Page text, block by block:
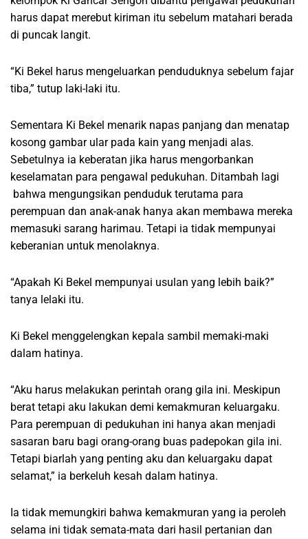
harus dapat merebut kiriman itu sebelum matahari berada
di puncak langit.
“Ki Bekel harus mengeluarkan penduduknya sebelum fajar
tiba,” tutup laki-laki itu.
Sementara Ki Bekel menarik napas panjang dan menatap
kosong gambar ular pada kain yang menjadi alas.
Sebetulnya ia keberatan jika harus mengorbankan
keselamatan para pengawal pedukuhan. Ditambah lagi
bahwa mengungsikan penduduk terutama para
perempuan dan anak-anak hanya akan membawa mereka
memasuki sarang harimau. Tetapi ia tidak mempunyai
keberanian untuk menolaknya.
“Apakah Ki Bekel mempunyai usulan yang lebih baik?”
tanya lelaki itu.
Ki Bekel menggelengkan kepala sambil memaki-maki
dalam hatinya.
“Aku harus melakukan perintah orang gila ini. Meskipun
berat tetapi aku lakukan demi kemakmuran keluargaku.
Para perempuan di pedukuhan ini hanya akan menjadi
sasaran baru bagi orang-orang buas padepokan gila ini.
Tetapi biarlah yang penting aku dan keluargaku dapat
selamat,” ia berkeluh kesah dalam hatinya.
Ia tidak memungkiri bahwa kemakmuran yang ia peroleh
selama ini tidak semata-mata dari hasil pertanian dan